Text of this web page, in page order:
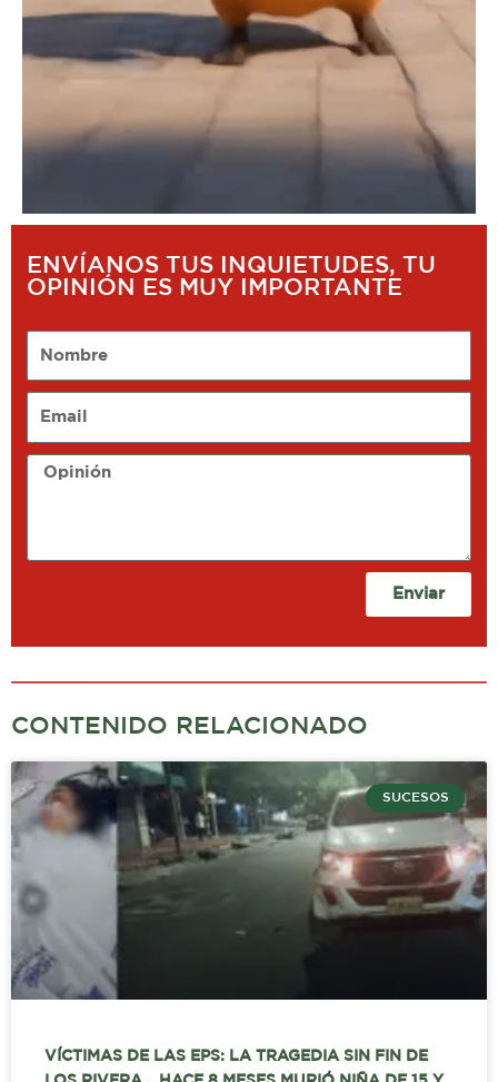
ENVÍANOS TUS INQUIETUDES, TU
OPINIÓN ES MUY IMPORTANTE
Opinión
Enviar
CONTENIDO RELACIONADO
SUCESOS
VÍCTIMAS DE LAS EPS: LA TRAGEDIA SIN FIN DE